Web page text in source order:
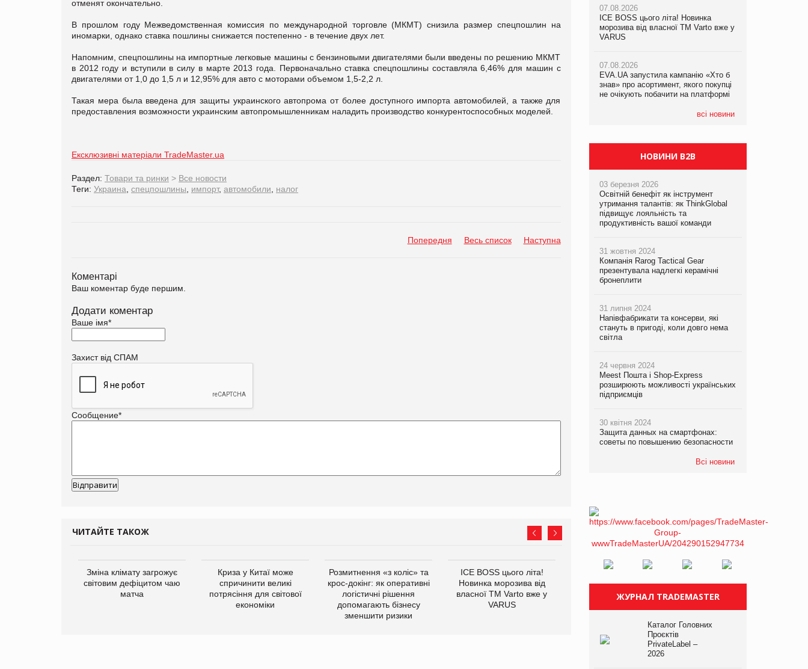
отменят окончательно.
В прошлом году Межведомственная комиссия по международной торговле (МКМТ) снизила размер спецпошлин на
иномарки, однако ставка пошлины снижается постепенно - в течение двух лет.
Напомним, спецпошлины на импортные легковые машины с бензиновыми двигателями были введены по решению МКМТ
в 2012 году и вступили в силу в марте 2013 года. Первоначально ставка спецпошлины составляла 6,46% для машин с
двигателями от 1,0 до 1,5 л и 12,95% для авто с моторами объемом 1,5-2,2 л.
Такая мера была введена для защиты украинского автопрома от более доступного импорта автомобилей, а также для
предоставления возможности украинским автопромышленникам наладить производство конкурентоспособных моделей.
Ексклюзивні матеріали TradeMaster.ua
Раздел: Товари та ринки > Все новости
Теги: Украина спецпошлины импорт, автомобили налог
Попередня Весь список Наступна
Коментарі
Ваш коментар буде першим.
Додати коментар
Ваше імя*
Захист від СПАМ
Сообщение*
ЧИТАЙТЕ ТАКОЖ
Зміна клімату загрожує
світовим дефіцитом чаю
матча
Криза у Китаї може
спричинити великі
потрясіння для світової
економіки
Розмитнення «з коліс» та
крос-докінг: як оперативні
логістичні рішення
допомагають бізнесу
зменшити ризики
ICE BOSS цього літа!
Новинка морозива від
власної ТМ Varto вже у
VARUS
EVA.UA запустила
кампанію «Хто б знав» про
асортимент, якого покупці
Kraft Heinz скоротила
збиток у першому півріччі
07.08.2026
ICE BOSS цього літа! Новинка
морозива від власної ТМ Varto вже у
VARUS
07.08.2026
EVA.UA запустила кампанію «Хто б
знав» про асортимент, якого покупці
не очікують побачити на платформі
всі новини
07.08.2026
ICE BOSS цього літа! Новинка
морозива від власної ТМ Varto вже у
VARUS
07.08.2026
EVA.UA запустила кампанію «Хто б
знав» про асортимент, якого покупці
не очікують побачити на платформі
07.08.2026
Франція заборонила рекламні дзвінки
НОВИНИ B2B
03 березня 2026
Освітній бенефіт як інструмент
утримання талантів: як ThinkGlobal
підвищує лояльність та
продуктивність вашої команди
31 жовтня 2024
Компанія Rarog Tactical Gear
презентувала надлегкі керамічні
бронеплити
31 липня 2024
Напівфабрикати та консерви, які
стануть в пригоді, коли довго нема
світла
24 червня 2024
Meest Пошта і Shop-Express
розширюють можливості українських
підприємців
30 квітня 2024
Защита данных на смартфонах:
советы по повышению безопасности
Всі новини
ЖУРНАЛ TRADEMASTER
Каталог Головних
Проєктів
PrivateLabel –
2026